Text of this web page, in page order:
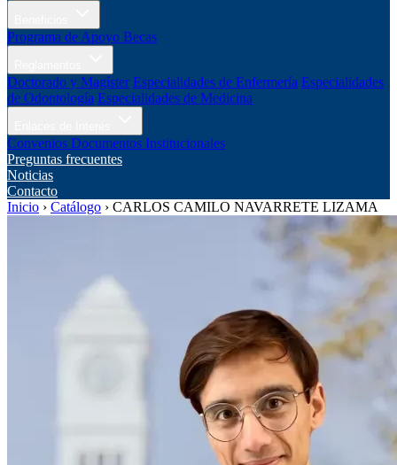
Programa de Apoyo Becas
Doctorado y Magíster Especialidades de Enfermería Especialidades
de Odontología Especialidades de Medicina
Convenios Documentos Institucionales
Preguntas frecuentes
Noticias
Contacto
Inicio › Catálogo › CARLOS CAMILO NAVARRETE LIZAMA